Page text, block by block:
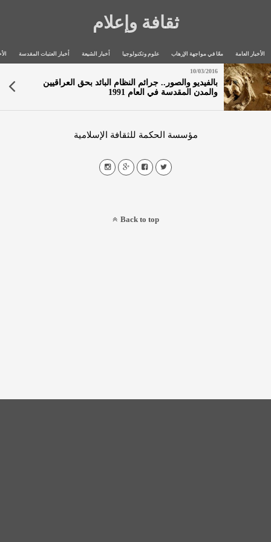
ثقافة وإعلام
الأخبار العامة معًا في مواجهة الإرهاب علوم وتكنولوجيا أخبار الشيعة أخبار العتبات المقدسة
10/03/2016
بالفيديو والصور.. جرائم النظام البائد بحق العراقيين
والمدن المقدسة في العام 1991
مؤسسة الحكمة للثقافة الإسلامية
Back to top